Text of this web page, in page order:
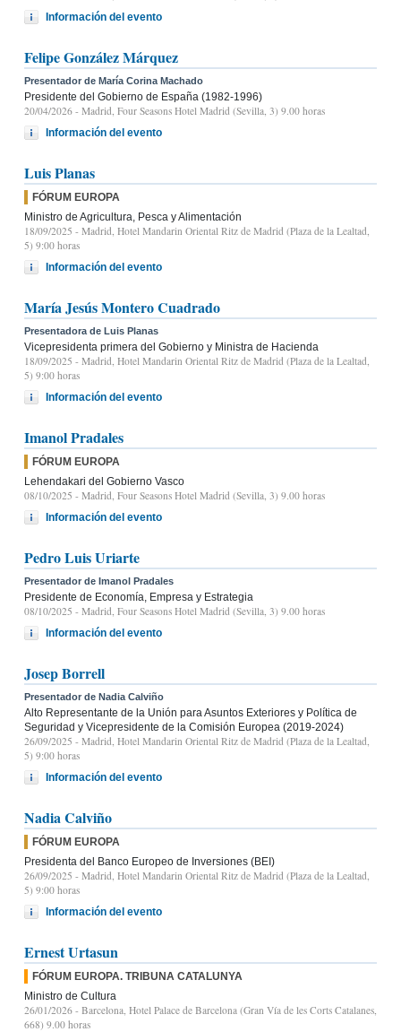
Información del evento
Felipe González Márquez
Presentador de María Corina Machado
Presidente del Gobierno de España (1982-1996)
20/04/2026 - Madrid, Four Seasons Hotel Madrid (Sevilla, 3) 9.00 horas
Información del evento
Luis Planas
FÓRUM EUROPA
Ministro de Agricultura, Pesca y Alimentación
18/09/2025 - Madrid, Hotel Mandarin Oriental Ritz de Madrid (Plaza de la Lealtad,
5) 9:00 horas
Información del evento
María Jesús Montero Cuadrado
Presentadora de Luis Planas
Vicepresidenta primera del Gobierno y Ministra de Hacienda
18/09/2025 - Madrid, Hotel Mandarin Oriental Ritz de Madrid (Plaza de la Lealtad,
5) 9:00 horas
Información del evento
Imanol Pradales
FÓRUM EUROPA
Lehendakari del Gobierno Vasco
08/10/2025 - Madrid, Four Seasons Hotel Madrid (Sevilla, 3) 9.00 horas
Información del evento
Pedro Luis Uriarte
Presentador de Imanol Pradales
Presidente de Economía, Empresa y Estrategia
08/10/2025 - Madrid, Four Seasons Hotel Madrid (Sevilla, 3) 9.00 horas
Información del evento
Josep Borrell
Presentador de Nadia Calviño
Alto Representante de la Unión para Asuntos Exteriores y Política de
Seguridad y Vicepresidente de la Comisión Europea (2019-2024)
26/09/2025 - Madrid, Hotel Mandarin Oriental Ritz de Madrid (Plaza de la Lealtad,
5) 9:00 horas
Información del evento
Nadia Calviño
FÓRUM EUROPA
Presidenta del Banco Europeo de Inversiones (BEI)
26/09/2025 - Madrid, Hotel Mandarin Oriental Ritz de Madrid (Plaza de la Lealtad,
5) 9:00 horas
Información del evento
Ernest Urtasun
FÓRUM EUROPA. TRIBUNA CATALUNYA
Ministro de Cultura
26/01/2026 - Barcelona, Hotel Palace de Barcelona (Gran Vía de les Corts Catalanes,
668) 9.00 horas